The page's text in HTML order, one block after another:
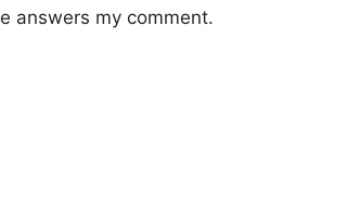
answers my comment.